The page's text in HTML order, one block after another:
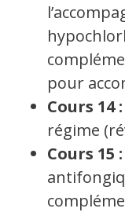
pour
Cours 14 :
régime
Cours 15